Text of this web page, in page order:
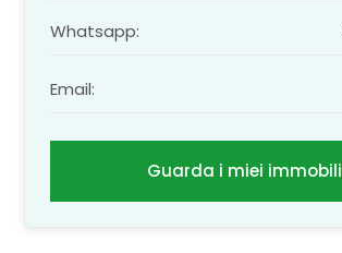
Whatsapp:
Email:
Guarda i miei immobili